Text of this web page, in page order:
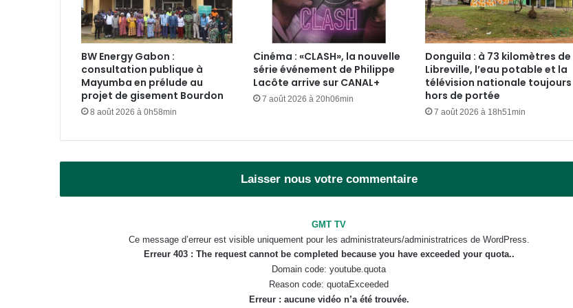
Gabon : À quand le retour de
l’instance aux fins de preuves pour
les médias ?
Panthères du Gabon : duo Migné-
Giresse, déjà la fin de la
gabonisation ?
Bénin : Patrice Talon élu président
Alain Giresse : « Il nous faut d’abord
BW Energy Gabon :
consultation publique à
Mayumba en prélude au
projet de gisement Bourdon
8 août 2026 à 0h58min
Cinéma : «CLASH», la nouvelle
série événement de Philippe
Lacôte arrive sur CANAL+
7 août 2026 à 20h06min
Donguila : à 73 kilomètres de
Libreville, l’eau potable et la
télévision nationale toujours
hors de portée
7 août 2026 à 18h51min
Laisser nous votre commentaire
GMT TV
Ce message d’erreur est visible uniquement pour les administrateurs/administratrices de WordPress.
Erreur 403 : The request cannot be completed because you have exceeded your quota..
Domain code: youtube.quota
Reason code: quotaExceeded
Erreur : aucune vidéo n’a été trouvée.